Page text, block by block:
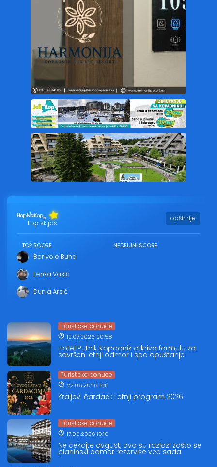
Top skijaš
opširnije
TOP SCORE
Borivoje Buha
Lenka Vasić
Dunja Arsić
NEDELJNI SCORE
Turisticke ponude
12.07.2026 20:58
Hotel Putnik Kopaonik otkriva formulu za
savršen letnji odmor i spa opuštanje
Turisticke ponude
22.06.2026 14:11
Kraljevi čardaci: Letnji program 2026
Turisticke ponude
17.06.2026 19:10
Ne čekajte avgust, ovo su razlozi zašto se
planinski odmor rezerviše već sada